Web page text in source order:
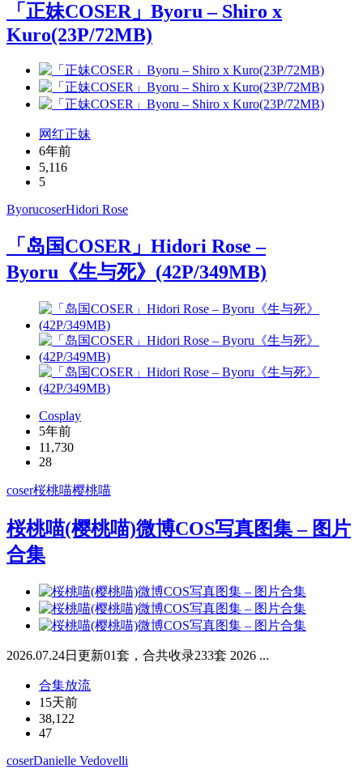
「正妹COSER」Byoru – Shiro x
Kuro(23P/72MB)
网红正妹
6年前
5,116
5
ByorucoserHidori Rose
「岛国COSER」Hidori Rose –
Byoru《生与死》(42P/349MB)
Cosplay
5年前
11,730
28
coser桜桃喵樱桃喵
桜桃喵(樱桃喵)微博COS写真图集 – 图片
合集
2026.07.24日更新01套，合共收录233套 2026 ...
合集放流
15天前
38,122
47
coserDanielle Vedovelli